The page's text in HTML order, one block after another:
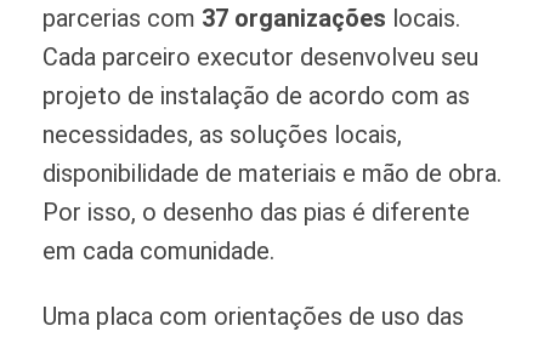
parcerias com 37 organizações locais.
Cada parceiro executor desenvolveu seu
projeto de instalação de acordo com as
necessidades, as soluções locais,
disponibilidade de materiais e mão de obra.
Por isso, o desenho das pias é diferente
em cada comunidade.
Uma placa com orientações de uso das